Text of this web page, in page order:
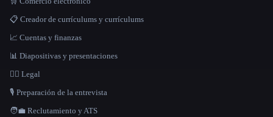
📋 Creador de currículums y currículums
📈 Cuentas y finanzas
📊 Diapositivas y presentaciones
👩‍⚖️ Legal
🎙️ Preparación de la entrevista
🧑‍💼 Reclutamiento y ATS